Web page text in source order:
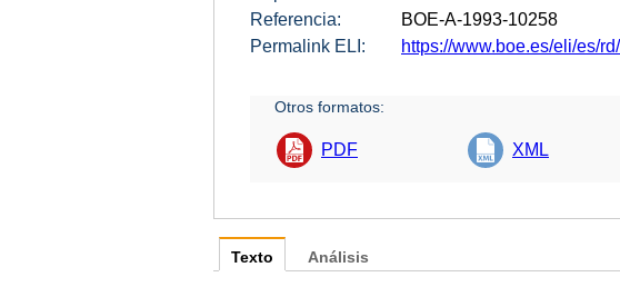
Referencia:
BOE-A-1993-10258
Permalink ELI:
https://www.boe.es/eli/es/
Otros formatos:
PDF XML
Texto Análisis